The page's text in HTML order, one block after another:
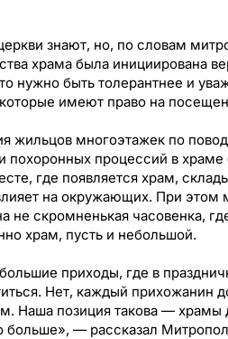
знают, но, по словам
храма была инициирована
нужно быть толерантнее и
имеют право на
многоэтажек по
похоронных процессий в храме
где появляется храм,
на окружающих. При этом
скромненькая часовенка,
храм, пусть и небольшой.
приходы, где в
Нет, каждый прихожанин
Наша позиция такова —
— рассказал